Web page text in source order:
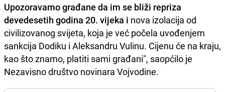
Upozoravamo građane da im se bliži repriza
devedesetih godina 20. vijeka i nova izolacija od
civilizovanog svijeta, koja je već počela uvođenjem
sankcija Dodiku i Aleksandru Vulinu. Cijenu će na kraju,
kao što znamo, platiti sami građani", saopćilo je
Nezavisno društvo novinara Vojvodine.